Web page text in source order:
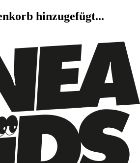
hinzugefügt...